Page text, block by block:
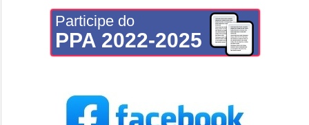
Participe do
PPA 2022-2025